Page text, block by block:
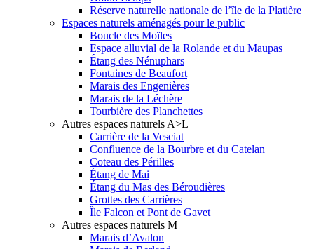
Réserve naturelle nationale de l’île de la Platière
Espaces naturels aménagés pour le public
Boucle des Moïles
Espace alluvial de la Rolande et du Maupas
Étang des Nénuphars
Fontaines de Beaufort
Marais des Engenières
Marais de la Léchère
Tourbière des Planchettes
Autres espaces naturels A>L
Carrière de la Vesciat
Confluence de la Bourbre et du Catelan
Coteau des Périlles
Étang de Mai
Étang du Mas des Béroudières
Grottes des Carrières
Île Falcon et Pont de Gavet
Autres espaces naturels M
Marais d’Avalon